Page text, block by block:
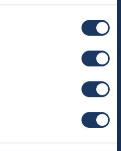
vragen
het kopen van een camper